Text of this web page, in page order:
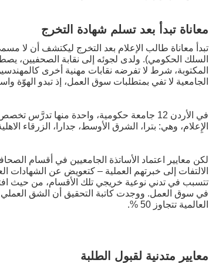
معاناة تبدأ بعد تسلم شهادة التخرج
تبدأ معاناة طالب الإعلام بعد التخرج ليكتشف أن لا
السلك الحكومي). ولدى لجوئه إلى نقابة الصحفيين،
المكتوبة، شرط لا تفرضه نقابات مهنية أخرى
الجامعية لا تفي بمتطلبات سوق العمل، إذ تبدو الهوّة
الإِعلام، وهي: بترا، الشرق الأوسط، جدارا، الزرقاء الاهلية.
لكن معايير اعتماد الأساتذة الجامعيين في أقسام
الالتفات إلى خبرتهم العملية – كتعويض عن الشهادات
تتسبب في تدني نوعية خريجي تلك الأقسام، من حيث
العالمية تتجاوز 50 %.
معايير متدنية لقبول الطلبة